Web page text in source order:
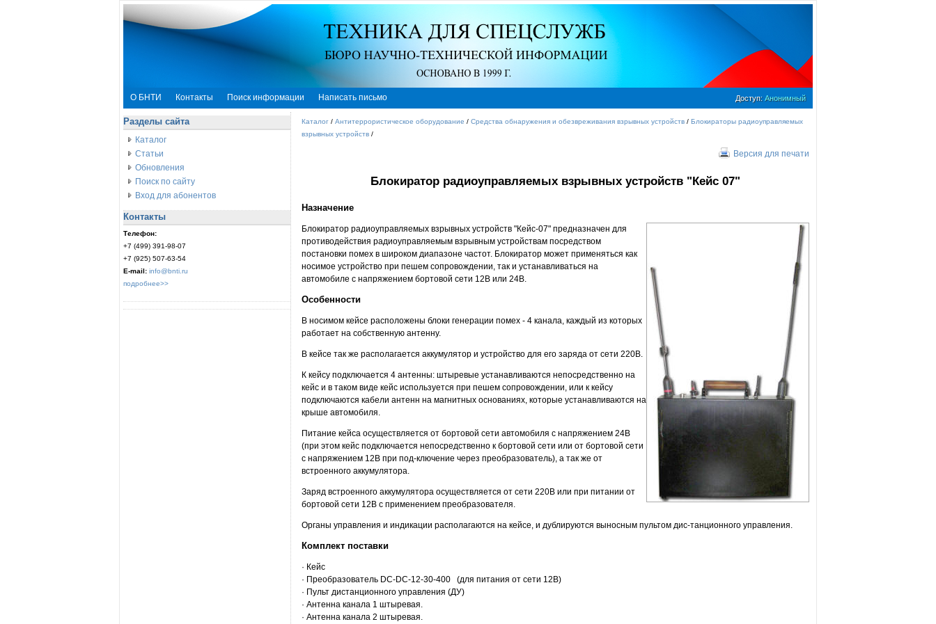
О БНТИ Контакты Поиск информации Написать письмо Доступ: Анонимный
Разделы сайта
Каталог
Статьи
Обновления
Поиск по сайту
Вход для абонентов
Контакты
Телефон:
+7 (499) 391-98-07
+7 (925) 507-63-54
E-mail: info@bnti.ru
подробнее>>
Каталог / Антитеррористическое оборудование / Средства обнаружения и обезвреживания взрывных устройств / Блокираторы радиоуправляемых
взрывных устройств /
Версия для печати
Блокиратор радиоуправляемых взрывных устройств "Кейс 07"
Назначение
Блокиратор радиоуправляемых взрывных устройств "Кейс-07" предназначен для
противодействия радиоуправляемым взрывным устройствам посредством
постановки помех в широком диапазоне частот. Блокиратор может применяться как
носимое устройство при пешем сопровождении, так и устанавливаться на
автомобиле с напряжением бортовой сети 12В или 24В.
Особенности
В носимом кейсе расположены блоки генерации помех - 4 канала, каждый из которых
работает на собственную антенну.
В кейсе так же располагается аккумулятор и устройство для его заряда от сети 220В.
К кейсу подключается 4 антенны: штыревые устанавливаются непосредственно на
кейс и в таком виде кейс используется при пешем сопровождении, или к кейсу
подключаются кабели антенн на магнитных основаниях, которые устанавливаются на
крыше автомобиля.
Питание кейса осуществляется от бортовой сети автомобиля с напряжением 24В
(при этом кейс подключается непосредственно к бортовой сети или от бортовой сети
с напряжением 12В при под-ключение через преобразователь), а так же от
встроенного аккумулятора.
Заряд встроенного аккумулятора осуществляется от сети 220В или при питании от
бортовой сети 12В с применением преобразователя.
Органы управления и индикации располагаются на кейсе, и дублируются выносным пультом дис-танционного управления.
Комплект поставки
· Кейс
· Преобразователь DC-DC-12-30-400 (для питания от сети 12В)
· Пульт дистанционного управления (ДУ)
· Антенна канала 1 штыревая.
· Антенна канала 2 штыревая.